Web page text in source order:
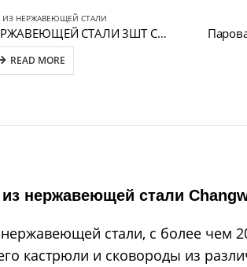
ИЗ НЕРЖАВЕЮЩЕЙ СТАЛИ
ПАРОВАРКА ИЗ НЕРЖАВЕЮЩЕЙ СТАЛИ 3ШТ CW-S104-1
READ MORE
нержавеющей стали
стали, с более чем
кастрюли и сковороды из